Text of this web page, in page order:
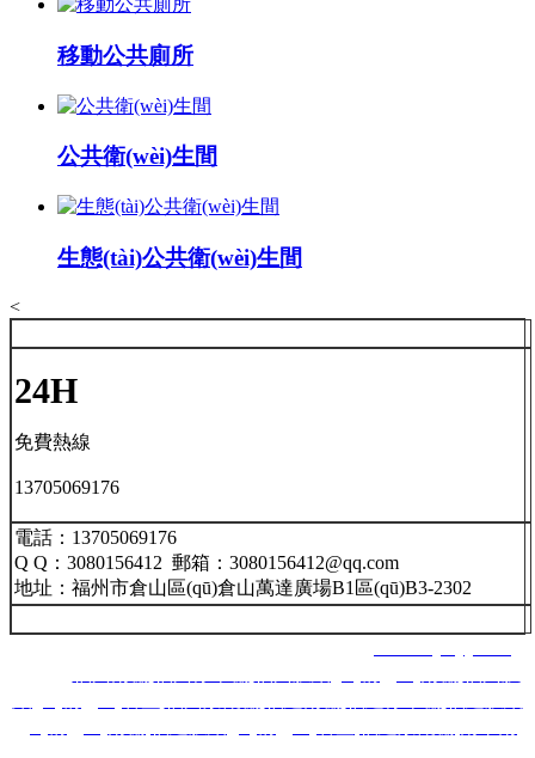
移動公共廁所
公共衛(wèi)生間
生態(tài)公共衛(wèi)生間
<
24H
免費熱線
13705069176
電話：13705069176
Q Q：3080156412 郵箱：3080156412@qq.com
地址：福州市倉山區(qū)倉山萬達廣場B1區(qū)B3-2302